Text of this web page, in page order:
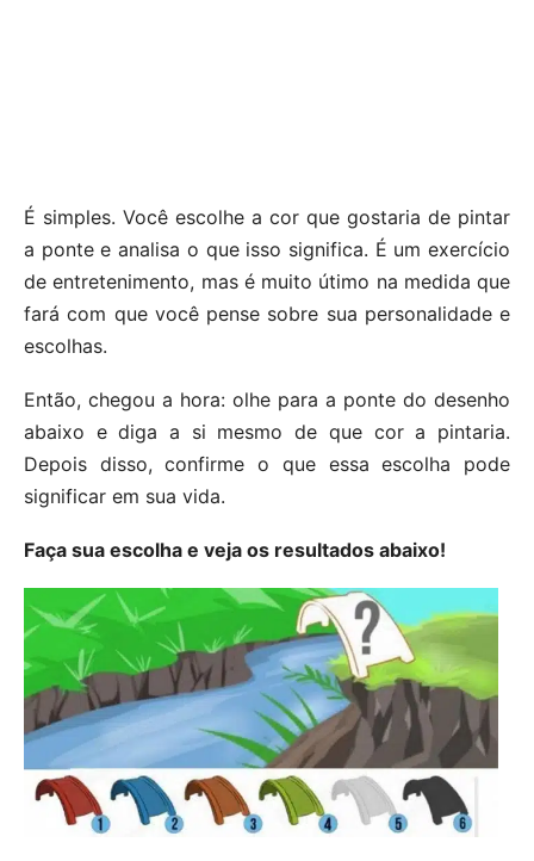
É simples. Você escolhe a cor que gostaria de pintar
a ponte e analisa o que isso significa. É um exercício
de entretenimento, mas é muito útimo na medida que
fará com que você pense sobre sua personalidade e
escolhas.
Então, chegou a hora: olhe para a ponte do desenho
abaixo e diga a si mesmo de que cor a pintaria.
Depois disso, confirme o que essa escolha pode
significar em sua vida.
Faça sua escolha e veja os resultados abaixo!